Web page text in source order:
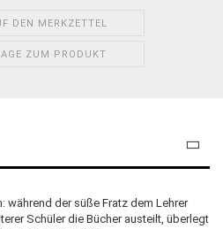
DEN MERKZETTEL
ZUM PRODUKT
während der süße Fratz dem Lehrer
Schüler die Bücher austeilt, überlegt